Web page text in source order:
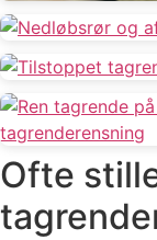
Ofte